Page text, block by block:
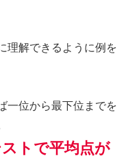
理解できるように例を
一位から最下位までを
トで平均点が